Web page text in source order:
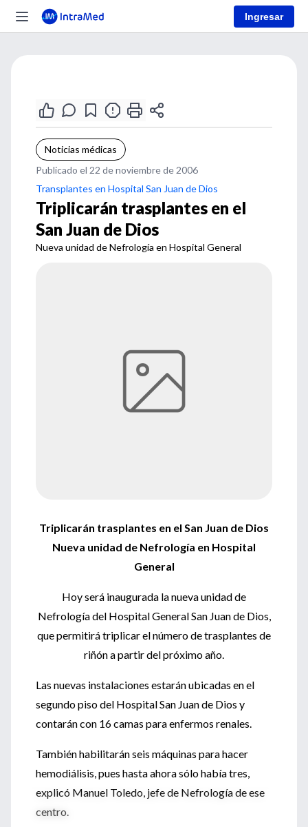
Ingresar
Noticias médicas
Publicado el 22 de noviembre de 2006
Transplantes en Hospital San Juan de Dios
Triplicarán trasplantes en el
San Juan de Dios
Nueva unidad de Nefrología en Hospital General
Triplicarán trasplantes en el San Juan de Dios
Nueva unidad de Nefrología en Hospital
General
Hoy será inaugurada la nueva unidad de
Nefrología del Hospital General San Juan de Dios,
que permitirá triplicar el número de trasplantes de
riñón a partir del próximo año.
Las nuevas instalaciones estarán ubicadas en el
segundo piso del Hospital San Juan de Dios y
contarán con 16 camas para enfermos renales.
También habilitarán seis máquinas para hacer
hemodiálisis, pues hasta ahora sólo había tres,
explicó Manuel Toledo, jefe de Nefrología de ese
centro.